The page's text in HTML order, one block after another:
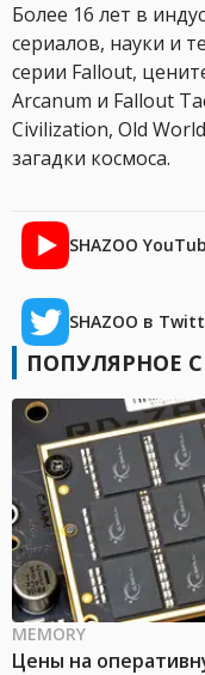
Более 16 лет в
сериалов, науки и
серии Fallout,
Arcanum и Fallout
Civilization, Old
загадки космоса.
SHAZOO
SHAZOO в
ПОПУЛЯРНОЕ
MEMORY
Цены на